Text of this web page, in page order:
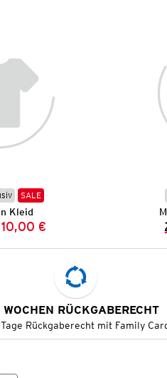
SALE
Kleid
Preis:
Preis:
10,00 €
RÜCKGABERECHT
Rückgaberecht mit Family